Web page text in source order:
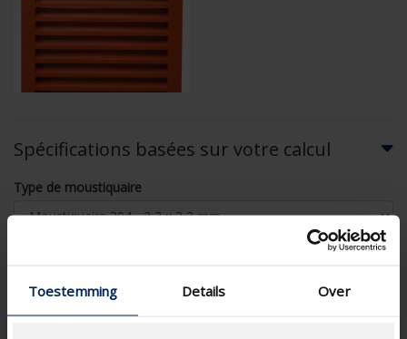
Toestemming Details Over
Spécifications basées sur votre calcul
Type de moustiquaire
CALCUL DU DÉBIT D'AIR